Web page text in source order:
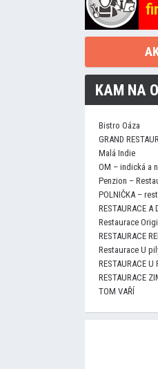
KAM NA
Bistro Oáza
GRAND
Malá Indie
OM – indická a
Penzion –
POLNIČKA –
RESTAURACE A
Restaurace
RESTAURACE
Restaurace U
RESTAURACE U
RESTAURACE
TOM VAŘÍ